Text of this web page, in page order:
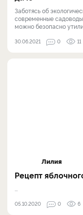
Заботясь об
современные
можно безопасно
30.06.2021 0 11
Лилия
Рецепт
05.10.2020 0 6